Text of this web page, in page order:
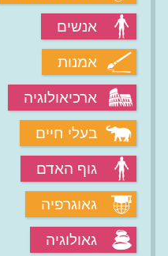
אנשים
אמנות
ארכיאולוגיה
בעלי חיים
גוף האדם
גאוגרפיה
גאולוגיה